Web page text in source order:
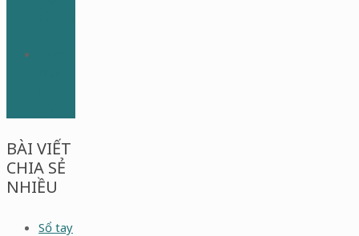
BÀI VIẾT
CHIA SẺ
NHIỀU
Sổ tay